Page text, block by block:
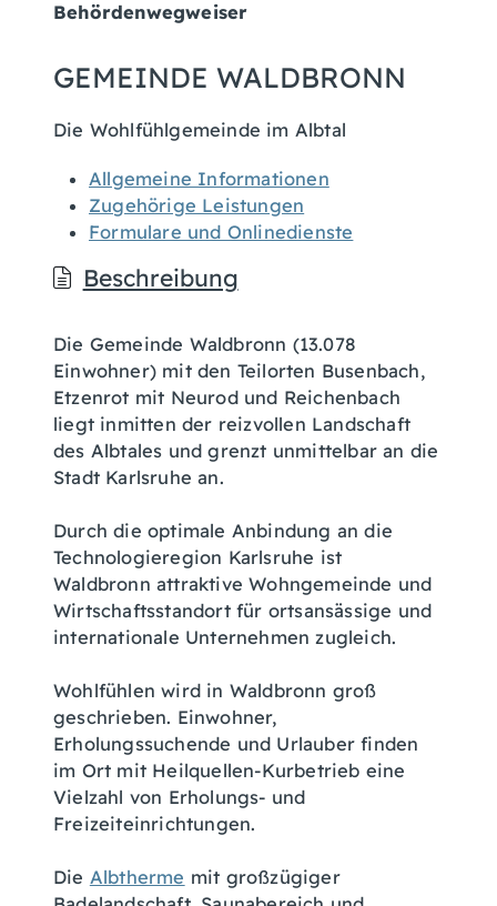
Behördenwegweiser
GEMEINDE WALDBRONN
Die Wohlfühlgemeinde im Albtal
Allgemeine Informationen
Zugehörige Leistungen
Formulare und Onlinedienste
Beschreibung
Die Gemeinde Waldbronn (13.078
Einwohner) mit den Teilorten Busenbach,
Etzenrot mit Neurod und Reichenbach
liegt inmitten der reizvollen Landschaft
des Albtales und grenzt unmittelbar an die
Stadt Karlsruhe an.
Durch die optimale Anbindung an die
Technologieregion Karlsruhe ist
Waldbronn attraktive Wohngemeinde und
Wirtschaftsstandort für ortsansässige und
internationale Unternehmen zugleich.
Wohlfühlen wird in Waldbronn groß
geschrieben. Einwohner,
Erholungssuchende und Urlauber finden
im Ort mit Heilquellen-Kurbetrieb eine
Vielzahl von Erholungs- und
Freizeiteinrichtungen.
Die Albtherme mit großzügiger